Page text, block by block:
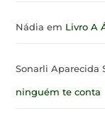
Nádia em Livro A
Sonarli Aparecida
ninguém te conta